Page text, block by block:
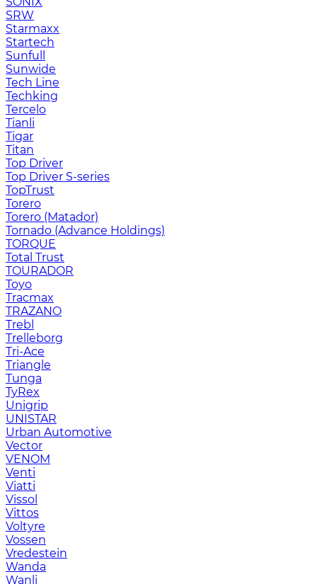
SRW
Starmaxx
Startech
Sunfull
Sunwide
Tech Line
Techking
Tercelo
Tianli
Tigar
Titan
Top Driver
Top Driver S-series
TopTrust
Torero
Torero (Matador)
Tornado (Advance Holdings)
TORQUE
Total Trust
TOURADOR
Toyo
Tracmax
TRAZANO
Trebl
Trelleborg
Tri-Ace
Triangle
Tunga
TyRex
Unigrip
UNISTAR
Urban Automotive
Vector
VENOM
Venti
Viatti
Vissol
Vittos
Voltyre
Vossen
Vredestein
Wanda
Wanli